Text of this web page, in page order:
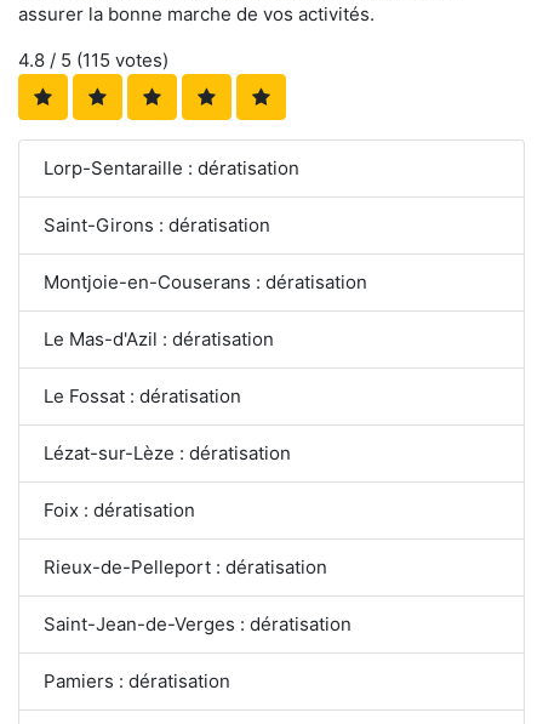
assurer la bonne marche de vos activités.
4.8 / 5 (115 votes)
Lorp-Sentaraille : dératisation
Saint-Girons : dératisation
Montjoie-en-Couserans : dératisation
Le Mas-d'Azil : dératisation
Le Fossat : dératisation
Lézat-sur-Lèze : dératisation
Foix : dératisation
Rieux-de-Pelleport : dératisation
Saint-Jean-de-Verges : dératisation
Pamiers : dératisation